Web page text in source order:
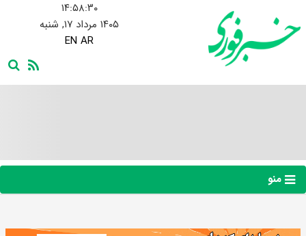
۱۴:۵۸:۳۱
۱۴۰۵ مرداد ۱۷, شنبه
EN AR
منو